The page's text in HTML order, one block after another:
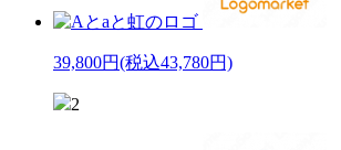
39,800円(税込43,780円)
2